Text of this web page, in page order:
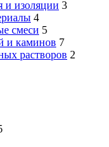
и изоляции 3
4
смеси 5
и каминов 7
растворов 2